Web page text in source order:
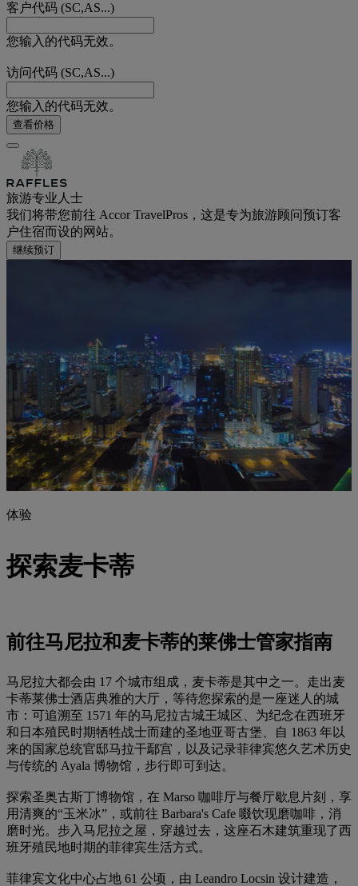
客户代码 (SC,AS...)
您输入的代码无效。
访问代码 (SC,AS...)
您输入的代码无效。
查看价格
旅游专业人士
我们将带您前往 Accor TravelPros，这是专为旅游顾问预订客
户住宿而设的网站。
继续预订
体验
探索麦卡蒂
前往马尼拉和麦卡蒂的莱佛士管家指南
马尼拉大都会由 17 个城市组成，麦卡蒂是其中之一。走出麦
卡蒂莱佛士酒店典雅的大厅，等待您探索的是一座迷人的城
市：可追溯至 1571 年的马尼拉古城王城区、为纪念在西班牙
和日本殖民时期牺牲战士而建的圣地亚哥古堡、自 1863 年以
来的国家总统官邸马拉干鄢宫，以及记录菲律宾悠久艺术历史
与传统的 Ayala 博物馆，步行即可到达。
探索圣奥古斯丁博物馆，在 Marso 咖啡厅与餐厅歇息片刻，享
用清爽的“玉米冰”，或前往 Barbara's Cafe 啜饮现磨咖啡，消
磨时光。步入马尼拉之屋，穿越过去，这座石木建筑重现了西
班牙殖民地时期的菲律宾生活方式。
菲律宾文化中心占地 61 公顷，由 Leandro Locsin 设计建造，